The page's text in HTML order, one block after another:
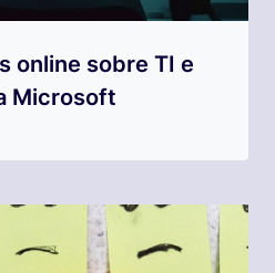
online sobre TI e
Microsoft